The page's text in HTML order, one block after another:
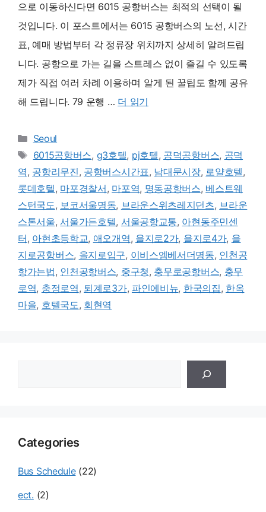
으로 이동하신다면 6015 공항버스는 최적의 선택이 될
것입니다. 이 포스트에서는 6015 공항버스의 노선, 시간
표, 예매 방법부터 각 정류장 위치까지 상세히 알려드립
니다. 공항으로 가는 길을 스트레스 없이 즐길 수 있도록
제가 직접 여러 차례 이용하며 알게 된 꿀팁도 함께 공유
해 드립니다. 79 운행 … 더 읽기
카
테
고
리
Seoul
태
그
6015공항버스, g3호텔, pj호텔, 공덕공항버스, 공덕
역, 공항리무진, 공항버스시간표, 남대문시장, 로얄호텔,
롯데호텔, 마포경찰서, 마포역, 명동공항버스, 베스트웨
스턴국도, 보코서울명동, 브라운스위츠레지던츠, 브라운
스톤서울,서울가든호텔, 서울공항교통, 아현동주민센
터, 아현초등학교, 애오개역, 을지로2가, 을지로4가, 을
지로공항버스, 을지로입구, 이비스엠베서더명동, 인천공
항가는법, 인천공항버스, 중구청, 충무로공항버스, 충무
로역, 충정로역, 퇴계로3가, 파인에비뉴, 한국의집, 한옥
마을, 호텔국도, 회현역
Categories
Bus Schedule(22)
ect. (2)